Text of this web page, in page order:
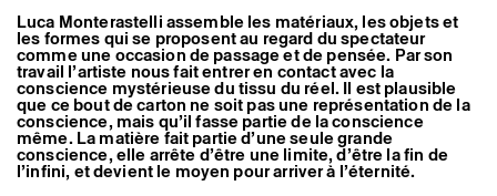
Programmation
Agenda : en cours et à venir
Expositions
Événements
Programmation éditoriale
Médiation
Publics associés
Les Nouveaux Commanditaires
Artistes résident·es et associé·es
Luca Monterastelli assemble les matériaux, les objets et
les formes qui se proposent au regard du spectateur
comme une occasion de passage et de pensée. Par son
travail l’artiste nous fait entrer en contact avec la
conscience mystérieuse du tissu du réel. Il est plausible
que ce bout de carton ne soit pas une représentation de la
conscience, mais qu’il fasse partie de la conscience
même. La matière fait partie d’une seule grande
conscience, elle arrête d’être une limite, d’être la fin de
l’infini, et devient le moyen pour arriver à l’éternité.